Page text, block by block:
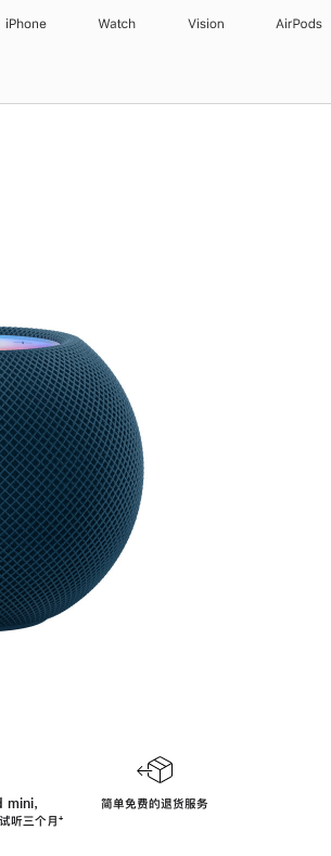
iPhone Watch Vision AirPods
，
听三个月脚
⁺
简单免费的退货服务